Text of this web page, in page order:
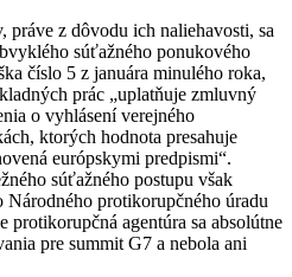
práve z dôvodu ich naliehavosti, sa
súťažného ponukového
číslo 5 z januára minulého roka,
prác „uplatňuje zmluvný
o vyhlásení verejného
ktorých hodnota presahuje
európskymi predpismi“.
súťažného postupu však
Národného protikorupčného úradu
protikorupčná agentúra sa absolútne
pre summit G7 a nebola ani